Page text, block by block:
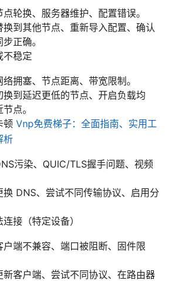
轮换、服务器维护、配置错误。
换到其他节点、重新导入配置、确认
正确。
不稳定
拥塞、节点距离、带宽限制。
换到延迟更低的节点、开启负载均
点。
顿 Vnp免费梯子：全面指南、实用工
析
污染、QUIC/TLS握手问题、视频
换 DNS、尝试不同传输协议、启用分
接（特定设备）
户端不兼容、端口被阻断、固件限
新客户端、尝试不同协议、在路由器